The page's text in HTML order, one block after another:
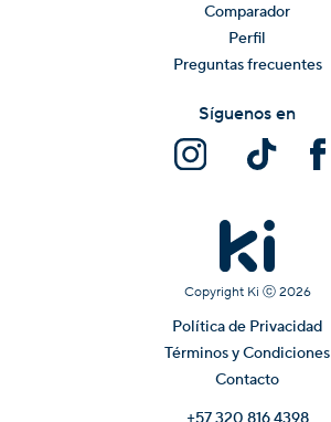
Comparador
Perfil
Preguntas frecuentes
Copyright Ki ⓒ 2026
Política de Privacidad
Términos y Condiciones
Contacto
Síguenos en